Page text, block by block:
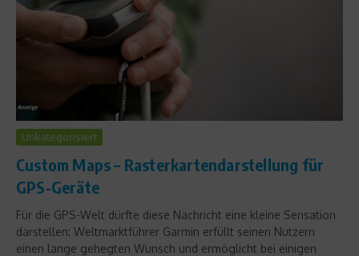
Unkategorisiert
Custom Maps – Rasterkartendarstellung für
GPS-Geräte
Für die GPS-Welt dürfte diese Nachricht eine kleine Sensation
darstellen: Weltmarktführer Garmin erfüllt seinen Nutzern
einen lange gehegten Wunsch und ermöglicht bei einigen